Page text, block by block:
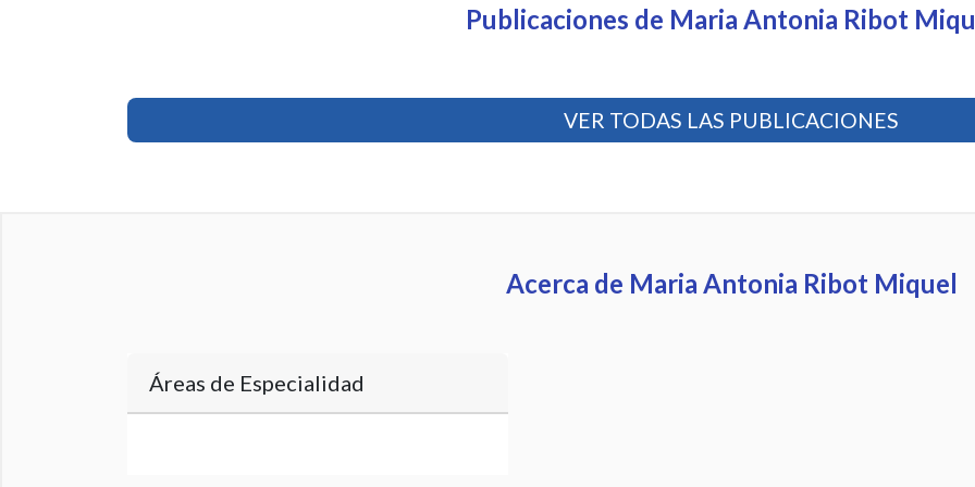
Publicaciones de Maria Antonia Ribot
VER TODAS LAS PUBLICACIONES
Acerca de Maria Antonia Ribot Miquel
Áreas de Especialidad